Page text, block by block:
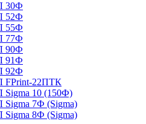
30Ф
52Ф
55Ф
77Ф
90Ф
91Ф
92Ф
FPrint-22ПТК
10 (150Ф)
7Ф (Sigma)
8Ф (Sigma)